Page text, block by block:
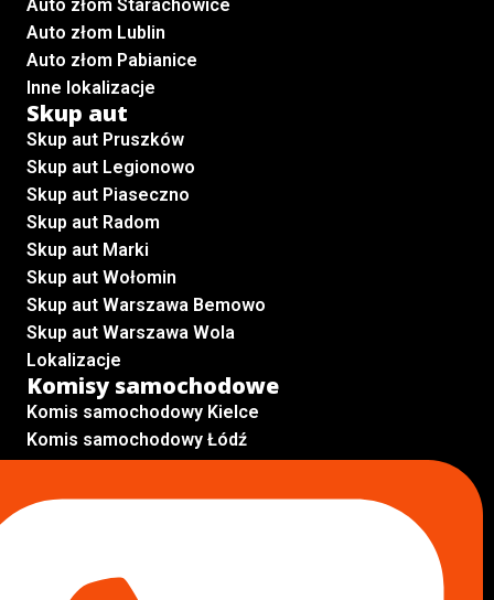
Auto złom Starachowice
Auto złom Lublin
Auto złom Pabianice
Inne lokalizacje
Skup aut
Skup aut Pruszków
Skup aut Legionowo
Skup aut Piaseczno
Skup aut Radom
Skup aut Marki
Skup aut Wołomin
Skup aut Warszawa Bemowo
Skup aut Warszawa Wola
Lokalizacje
Komisy samochodowe
Komis samochodowy Kielce
Komis samochodowy Łódź
Komis samochodowy Kraków
Komis samochodowy Radom
Komis samochodowy Lublin